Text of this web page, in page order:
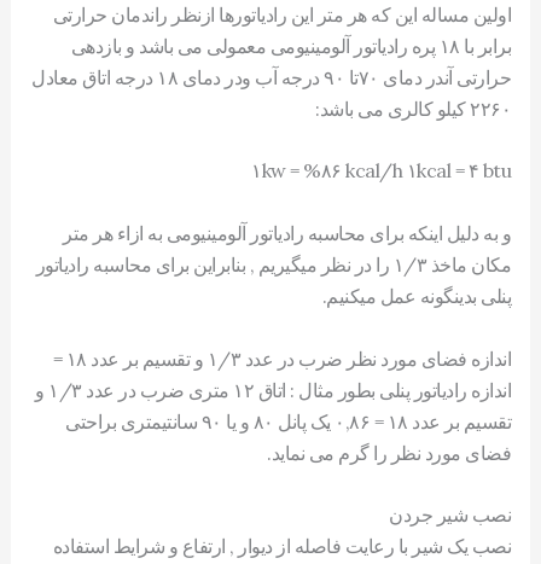
اولین مساله این که هر متر این رادیاتورها ازنظر راندمان حرارتی
برابر با ۱۸ پره رادیاتور آلومینیومی معمولی می باشد و بازدهی
حرارتی آندر دمای ۷۰تا ۹۰ درجه آب ودر دمای ۱۸ درجه اتاق معادل
۲۲۶۰ کیلو کالری می باشد:
۱kw = %۸۶ kcal/h ۱kcal = ۴ btu
و به دلیل اینکه برای محاسبه رادیاتور آلومینیومی به ازاء هر متر
مکان ماخذ ۱/۳ را در نظر میگیریم , بنابراین برای محاسبه رادیاتور
پنلی بدینگونه عمل میکنیم.
اندازه فضای مورد نظر ضرب در عدد ۱/۳ و تقسیم بر عدد ۱۸ =
اندازه رادیاتور پنلی بطور مثال : اتاق ۱۲ متری ضرب در عدد ۱/۳ و
تقسیم بر عدد ۱۸ = ۰,۸۶ یک پانل ۸۰ و یا ۹۰ سانتیمتری براحتی
فضای مورد نظر را گرم می نماید.
نصب شیر جردن
نصب یک شیر با رعایت فاصله از دیوار , ارتفاع و شرایط استفاده